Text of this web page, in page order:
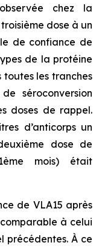
chez la
dose à un
de confiance de
de la protéine
les tranches
séroconversion
doses de rappel.
d’anticorps un
dose de
mois) était
de VLA15 après
à celui
précédentes. À ce